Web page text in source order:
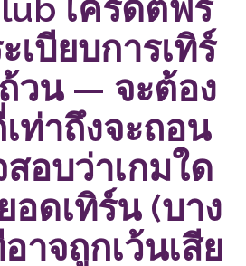
เครดิตฟรี
เบียบการเทิร์
วน — จะต้อง
ท่าถึงจะถอน
อบว่าเกมใด
ดเทิร์น (บาง
าจถูกเว้นเสีย